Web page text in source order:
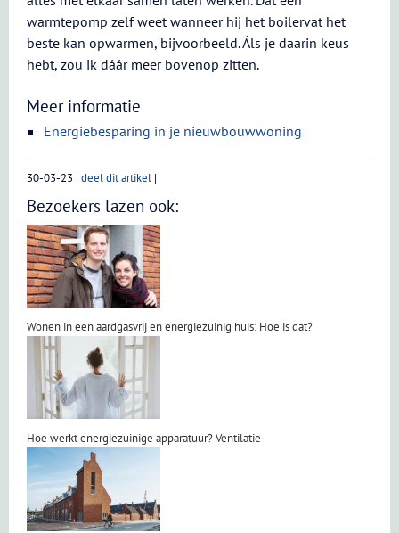
warmtepomp zelf weet wanneer hij het boilervat het
beste kan opwarmen, bijvoorbeeld. Áls je daarin keus
hebt, zou ik dáár meer bovenop zitten.
Meer informatie
Energiebesparing in je nieuwbouwwoning
30-03-23 | deel dit artikel |
Bezoekers lazen ook:
Wonen in een aardgasvrij en energiezuinig huis: Hoe is dat?
Hoe werkt energiezuinige apparatuur? Ventilatie